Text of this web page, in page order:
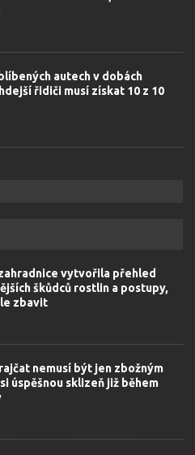
autech v dobách
řidiči musí získat 10 z 10
vytvořila přehled
škůdců rostlin a postupy,
zbavit
nemusí být jen zbožným
úspěšnou sklizeň již během